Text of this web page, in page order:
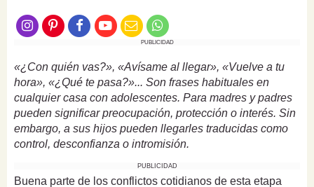
PUBLICIDAD
«¿Con quién vas?», «Avísame al llegar», «Vuelve a tu
hora», «¿Qué te pasa?»... Son frases habituales en
cualquier casa con adolescentes. Para madres y padres
pueden significar preocupación, protección o interés. Sin
embargo, a sus hijos pueden llegarles traducidas como
control, desconfianza o intromisión.
PUBLICIDAD
Buena parte de los conflictos cotidianos de esta etapa